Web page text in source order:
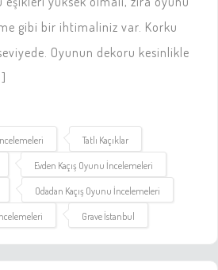
gibi bir ihtimaliniz var. Korku
Oyunun dekoru kesinlikle
Tatlı Kaçıklar
Evden Kaçış Oyunu İncelemeleri
Odadan Kaçış Oyunu İncelemeleri
Grave İstanbul